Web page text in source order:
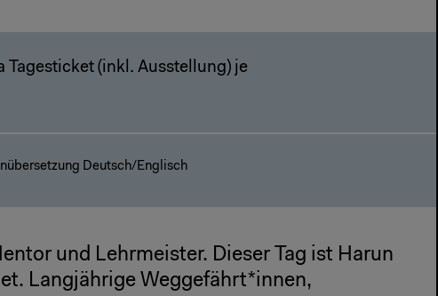
Tagesticket (inkl. Ausstellung) je
Deutsch/Englisch
und Lehrmeister. Dieser Tag ist Harun
Langjährige Weggefährt*innen,